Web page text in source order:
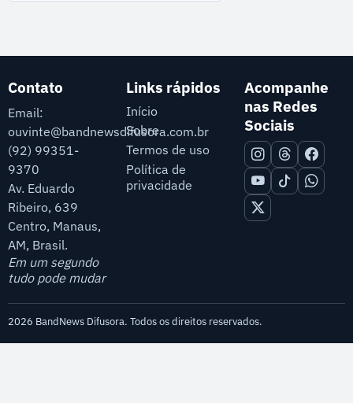
Contato
Email:
ouvinte@bandnewsdifusora.com.br
(92) 99351-
9370
Av. Eduardo
Ribeiro, 639
Centro, Manaus,
AM, Brasil.
Em um segundo
tudo pode mudar
Links rápidos
Início
Sobre
Termos de uso
Política de
privacidade
Acompanhe
nas Redes
Sociais
2026 BandNews Difusora. Todos os direitos reservados.